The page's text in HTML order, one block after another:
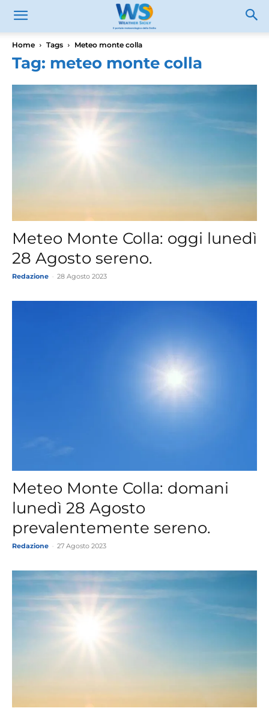
Home Tags Meteo monte colla
Tag: meteo monte colla
Meteo Monte Colla: oggi lunedì
28 Agosto sereno.
Redazione 28 Agosto 2023
Meteo Monte Colla: domani
lunedì 28 Agosto
prevalentemente sereno.
Redazione 27 Agosto 2023